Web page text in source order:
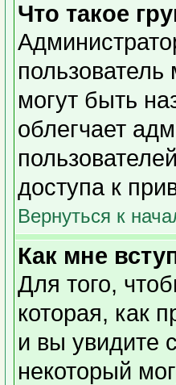
Что такое
пользователь
могут быть
облегчает
доступа к
Вернуться к
Как мне
Для того,
которая, как
и вы увидите
некоторый